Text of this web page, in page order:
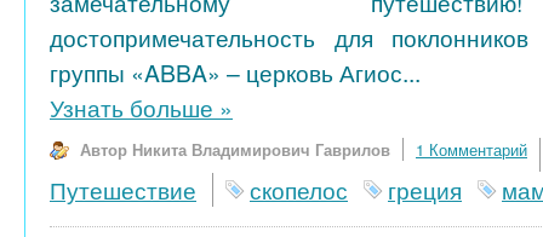
достопримечательность для
группы «ABBA» – церковь Агиос...
Узнать больше »
Автор Никита Владимирович Гаврилов 1 Комментарий
Путешествие скопелос греция